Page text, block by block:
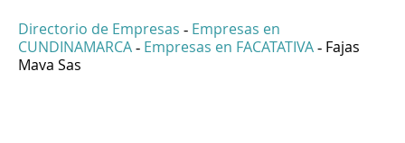
Directorio de Empresas - Empresas en
CUNDINAMARCA - Empresas en FACATATIVA - Fajas
Mava Sas